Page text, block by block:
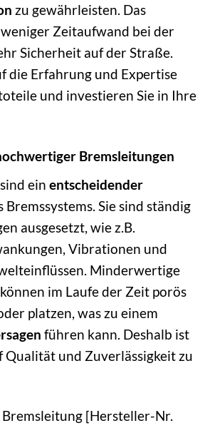
zu gewährleisten. Das
Zeitaufwand bei der
Sicherheit auf der Straße.
die Erfahrung und Expertise
und investieren Sie in Ihre
Bremsleitungen
ein entscheidender
Bremssystems. Sie sind ständig
ausgesetzt, wie z.B.
Vibrationen und
Minderwertige
im Laufe der Zeit porös
platzen, was zu einem
führen kann. Deshalb ist
Qualität und Zuverlässigkeit zu
[Hersteller-Nr.